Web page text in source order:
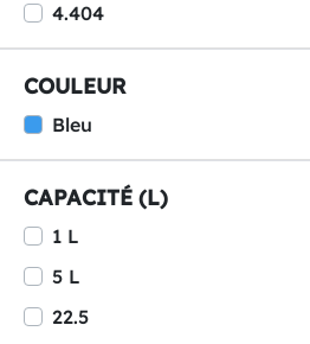
4.404
COULEUR
Bleu
CAPACITÉ (L)
1 L
5 L
22.5